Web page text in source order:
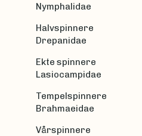
Nymphalidae
Halvspinnere
Drepanidae
Ekte spinnere
Lasiocampidae
Tempelspinnere
Brahmaeidae
Vårspinnere